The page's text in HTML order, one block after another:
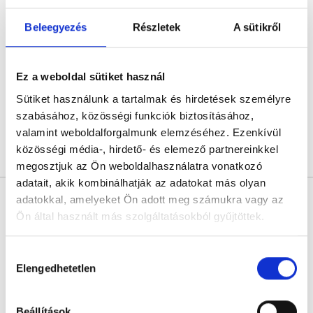
Beleegyezés Részletek A sütikről
Ez a weboldal sütiket használ
Sütiket használunk a tartalmak és hirdetések személyre
szabásához, közösségi funkciók biztosításához,
valamint weboldalforgalmunk elemzéséhez. Ezenkívül
közösségi média-, hirdető- és elemező partnereinkkel
megosztjuk az Ön weboldalhasználatra vonatkozó
adatait, akik kombinálhatják az adatokat más olyan
adatokkal, amelyeket Ön adott meg számukra vagy az
Ön által használt más szolgáltatásokból gyűjtöttek.
szabályzat:https://foglaljorvost.hu/info/foglaljorvost-
kiválasztása
Elengedhetetlen
Következő időpont:augusztus 10.
Árlista Összes időpont Profil
Makrai Krisztina
Pszichológus